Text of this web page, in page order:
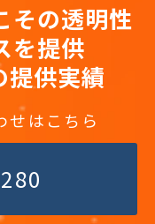
その透明性
を提供
供実績
せはこちら